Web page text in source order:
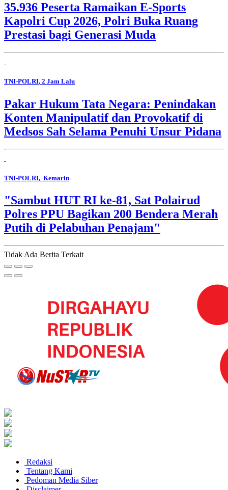
35.936 Peserta Ramaikan E-Sports
Kapolri Cup 2026, Polri Buka Ruang
Prestasi bagi Generasi Muda
TNI-POLRI, 2 Jam Lalu
Pakar Hukum Tata Negara: Penindakan
Konten Manipulatif dan Provokatif di
Medsos Sah Selama Penuhi Unsur Pidana
TNI-POLRI, Kemarin
"Sambut HUT RI ke-81, Sat Polairud
Polres PPU Bagikan 200 Bendera Merah
Putih di Pelabuhan Penajam"
Tidak Ada Berita Terkait
Redaksi
Tentang Kami
Pedoman Media Siber